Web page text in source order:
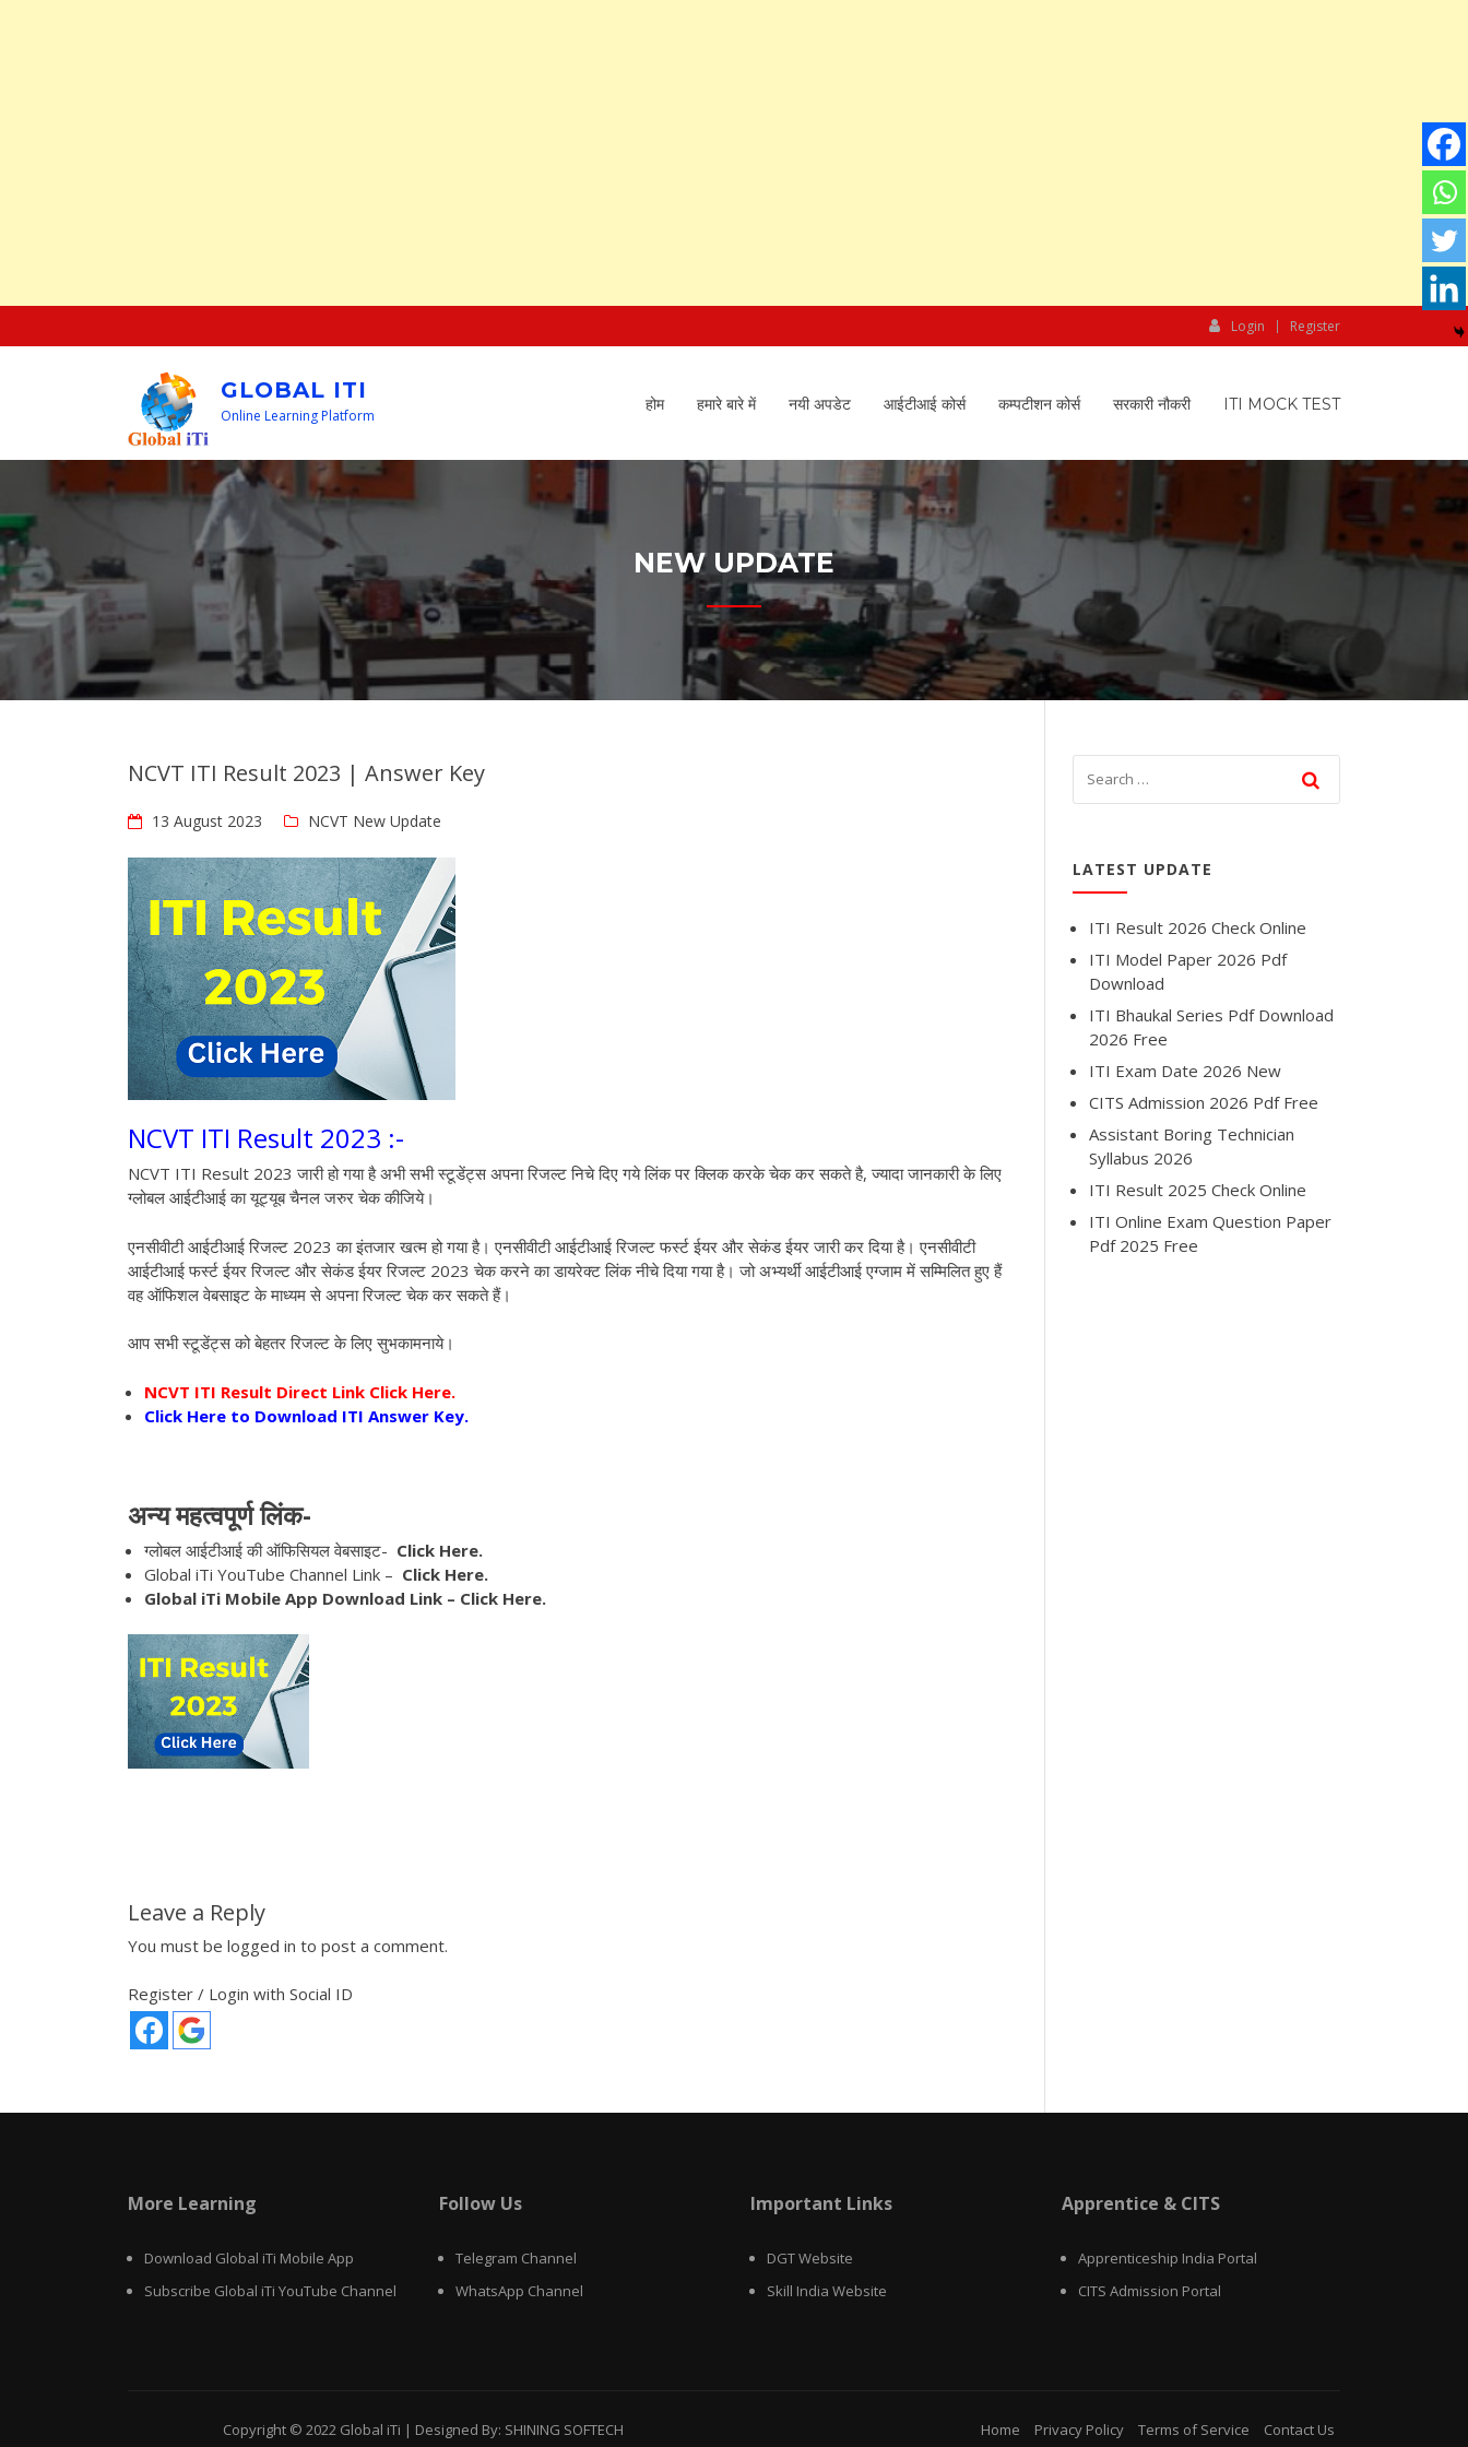
Login Register
GLOBAL ITI
Online Learning Platform
होम हमारे बारे में नयी अपडेट आईटीआई कोर्स कम्पटीशन कोर्स सरकारी नौकरी ITI MOCK TEST
NEW UPDATE
NCVT ITI Result 2023 | Answer Key
13 August 2023 NCVT New Update
NCVT ITI Result 2023 :-
NCVT ITI Result 2023 जारी हो गया है अभी सभी स्टूडेंट्स अपना रिजल्ट निचे दिए गये लिंक पर क्लिक करके चेक कर सकते है, ज्यादा जानकारी के लिए
ग्लोबल आईटीआई का यूट्यूब चैनल जरुर चेक कीजिये।
एनसीवीटी आईटीआई रिजल्ट 2023 का इंतजार खत्म हो गया है। एनसीवीटी आईटीआई रिजल्ट फर्स्ट ईयर और सेकंड ईयर जारी कर दिया है। एनसीवीटी
आईटीआई फर्स्ट ईयर रिजल्ट और सेकंड ईयर रिजल्ट 2023 चेक करने का डायरेक्ट लिंक नीचे दिया गया है। जो अभ्यर्थी आईटीआई एग्जाम में सम्मिलित हुए हैं
वह ऑफिशल वेबसाइट के माध्यम से अपना रिजल्ट चेक कर सकते हैं।
आप सभी स्टूडेंट्स को बेहतर रिजल्ट के लिए सुभकामनाये।
NCVT ITI Result Direct Link Click Here.
Click Here to Download ITI Answer Key.
अन्य महत्वपूर्ण लिंक-
ग्लोबल आईटीआई की ऑफिसियल वेबसाइट- Click Here.
Global iTi YouTube Channel Link – Click Here.
Global iTi Mobile App Download Link – Click Here.
Leave a Reply
You must be logged in to post a comment.
Register / Login with Social ID
LATEST UPDATE
ITI Result 2026 Check Online
ITI Model Paper 2026 Pdf
Download
ITI Bhaukal Series Pdf Download
2026 Free
ITI Exam Date 2026 New
CITS Admission 2026 Pdf Free
Assistant Boring Technician
Syllabus 2026
ITI Result 2025 Check Online
ITI Online Exam Question Paper
Pdf 2025 Free
More Learning
Download Global iTi Mobile App
Subscribe Global iTi YouTube Channel
Follow Us
Telegram Channel
WhatsApp Channel
Important Links
DGT Website
Skill India Website
Apprentice & CITS
Apprenticeship India Portal
CITS Admission Portal
Copyright © 2022 Global iTi | Designed By: SHINING SOFTECH Home Privacy Policy Terms of Service Contact Us